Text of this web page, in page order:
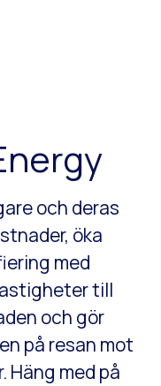
och deras
öka
med
till
och gör
på resan mot
Häng med på